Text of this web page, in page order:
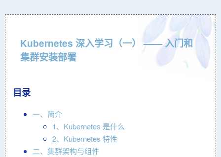
Kubernetes 深入学习（一） —— 入门和
集群安装部署
目录
一、简介
1、Kubernetes 是什么
2、Kubernetes 特性
二、集群架构与组件